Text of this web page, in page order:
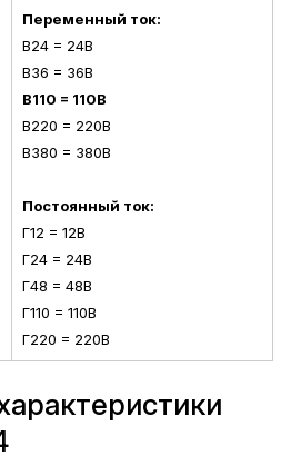
Переменный ток:
В24 = 24В
В36 = 36В
В110 = 110В
В220 = 220В
В380 = 380В
Постоянный ток:
Г12 = 12В
Г24 = 24В
Г48 = 48В
Г110 = 110В
Г220 = 220В